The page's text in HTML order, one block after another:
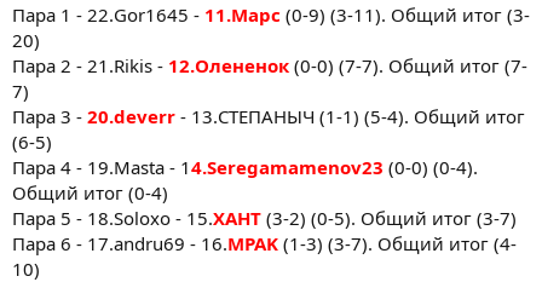
Пара 1 - 22.Gor1645 - 11.Марс (0-9) (3-11). Общий итог (3-
20)
Пара 2 - 21.Rikis - 12.Олененок (0-0) (7-7). Общий итог (7-
7)
Пара 3 - 20.deverr - 13.СТЕПАНЫЧ (1-1) (5-4). Общий итог
(6-5)
Пара 4 - 19.Masta - 14.Seregamamenov23 (0-0) (0-4).
Общий итог (0-4)
Пара 5 - 18.Soloxo - 15.ХАНТ (3-2) (0-5). Общий итог (3-7)
Пара 6 - 17.andru69 - 16.MPAK (1-3) (3-7). Общий итог (4-
10)